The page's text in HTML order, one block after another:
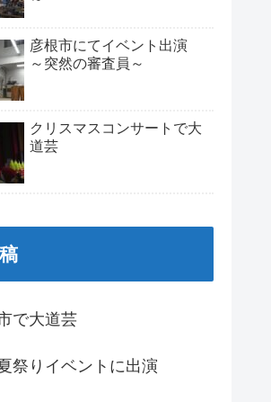
彦根市にてイベント出演
～突然の審査員～
クリスマスコンサートで大
道芸
で大道芸
祭りイベントに出演